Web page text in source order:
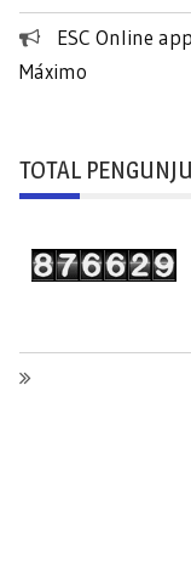
ESC Online
Máximo
TOTAL